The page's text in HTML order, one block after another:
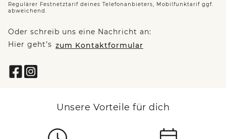
Regulärer Festnetztarif deines Telefonanbieters, Mobilfunktarif ggf.
abweichend.
Oder schreib uns eine Nachricht an:
Hier geht’s zum Kontaktformular
Unsere Vorteile für dich